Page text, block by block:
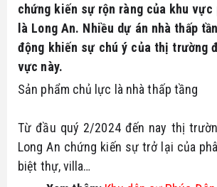
Thủ thuật
chứng kiến sự rộn ràng của khu vực
là Long An. Nhiều dự án nhà thấp
động khiến sự chú ý của thị trường
vực này.
Sản phẩm chủ lực là nhà thấp tầng
Từ đầu quý 2/2024 đến nay thị
Long An chứng kiến sự trở lại của
biệt thự, villa…